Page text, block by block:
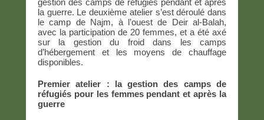
gestion des camps de réfugiés pendant et après
la guerre. Le deuxième atelier s’est déroulé dans
le camp de Najm, à l’ouest de Deir al-Balah,
avec la participation de 20 femmes, et a été axé
sur la gestion du froid dans les camps
d’hébergement et les moyens de chauffage
disponibles.
Premier atelier : la gestion des camps de
réfugiés pour les femmes pendant et après la
guerre